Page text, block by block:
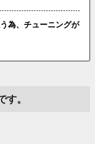
為、チューニングが
す。